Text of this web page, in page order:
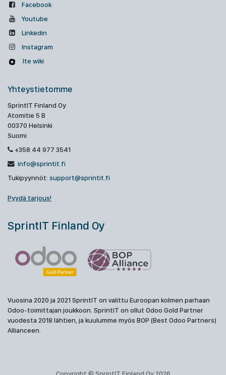
Facebook
Youtube
Linkedin
Instagram
Ite wiki
Yhteystietomme
SprintIT Finland Oy
Atomitie 5 B
00370 Helsinki
Suomi
+358 44 977 3541
info@sprintit.fi
Tukipyynnöt: support@sprintit.fi
Pyydä tarjous!
SprintIT Finland Oy
Vuosina 2020 ja 2021 SprintIT on valittu Euroopan kolmen parhaan
Odoo-toimittajan joukkoon. SprintIT on ollut Odoo Gold Partner
vuodesta 2018 lähtien, ja kuulumme myös BOP (Best Odoo Partners)
Allianceen.
Copyright © SprintIT Finland Oy 2026